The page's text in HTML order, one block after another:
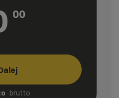
00
brutto